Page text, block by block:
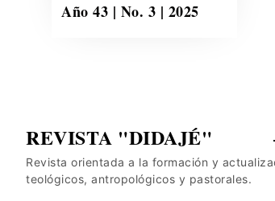
Año 43 | No. 3 | 2025
REVISTA "DIDAJÉ"
Revista orientada a la formación y
teológicos, antropológicos y pastorales.